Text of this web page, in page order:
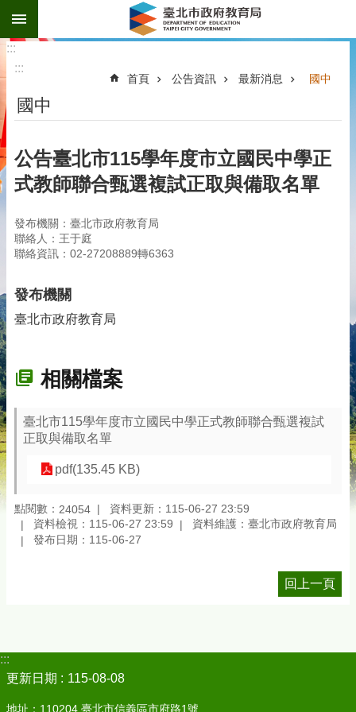
跳到主要內容區塊
:::
:::
首頁 公告資訊 最新消息 國中
國中
公告臺北市115學年度市立國民中學正
式教師聯合甄選複試正取與備取名單
發布機關：臺北市政府教育局
聯絡人：王于庭
聯絡資訊：02-27208889轉6363
發布機關
臺北市政府教育局
相關檔案
臺北市115學年度市立國民中學正式教師聯合甄選複試
正取與備取名單
pdf(135.45 KB)
點閱數： 24054
資料更新：115-06-27 23:59
資料檢視：115-06-27 23:59
資料維護：臺北市政府教育局
發布日期：115-06-27
回上一頁
:::
更新日期
115-08-08
地址：110204 臺北市信義區市府路1號